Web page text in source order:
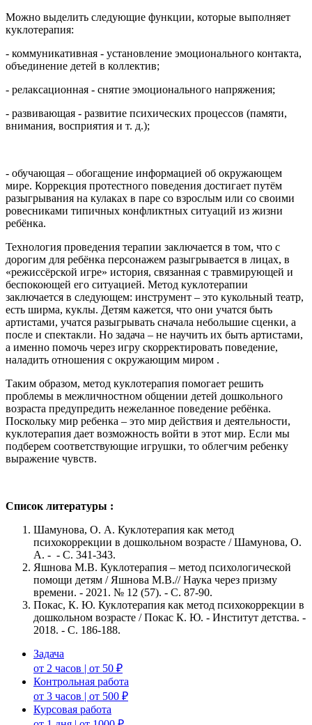
Можно выделить следующие функции, которые выполняет
куклотерапия:
- коммуникативная - установление эмоционального контакта,
объединение детей в коллектив;
- релаксационная - снятие эмоционального напряжения;
- развивающая - развитие психических процессов (памяти,
внимания, восприятия и т. д.);
- обучающая – обогащение информацией об окружающем
мире. Коррекция протестного поведения достигает путём
разыгрывания на кулаках в паре со взрослым или со своими
ровесниками типичных конфликтных ситуаций из жизни
ребёнка.
Технология проведения терапии заключается в том, что с
дорогим для ребёнка персонажем разыгрывается в лицах, в
«режиссёрской игре» история, связанная с травмирующей и
беспокоющей его ситуацией. Метод куклотерапии
заключается в следующем: инструмент – это кукольный театр,
есть ширма, куклы. Детям кажется, что они учатся быть
артистами, учатся разыгрывать сначала небольшие сценки, а
после и спектакли. Но задача – не научить их быть артистами,
а именно помочь через игру скорректировать поведение,
наладить отношения с окружающим миром .
Таким образом, метод куклотерапия помогает решить
проблемы в межличностном общении детей дошкольного
возраста предупредить нежеланное поведение ребёнка.
Поскольку мир ребенка – это мир действия и деятельности,
куклотерапия дает возможность войти в этот мир. Если мы
подберем соответствующие игрушки, то облегчим ребенку
выражение чувств.
Список литературы :
Шамунова, О. А. Куклотерапия как метод
психокоррекции в дошкольном возрасте / Шамунова, О.
А. - - С. 341-343.
Яшнова М.В. Куклотерапия – метод психологической
помощи детям / Яшнова М.В.// Наука через призму
времени. - 2021. № 12 (57). - С. 87-90.
Покас, К. Ю. Куклотерапия как метод психокоррекции в
дошкольном возрасте / Покас К. Ю. - Институт детства. -
2018. - С. 186-188.
Задача
от 2 часов | от 50 ₽
Контрольная работа
от 3 часов | от 500 ₽
Курсовая работа